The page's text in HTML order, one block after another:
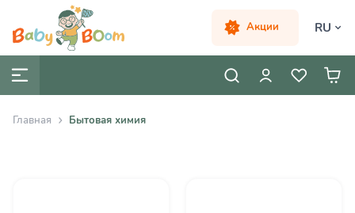
Акции RU
Главная Бытовая химия